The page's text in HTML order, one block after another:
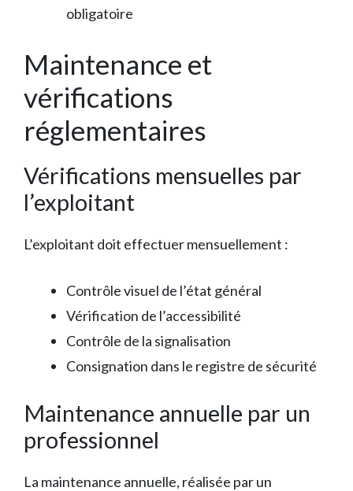
obligatoire
Maintenance et
vérifications
réglementaires
Vérifications mensuelles par
l’exploitant
L’exploitant doit effectuer mensuellement :
Contrôle visuel de l’état général
Vérification de l’accessibilité
Contrôle de la signalisation
Consignation dans le registre de sécurité
Maintenance annuelle par un
professionnel
La maintenance annuelle, réalisée par un